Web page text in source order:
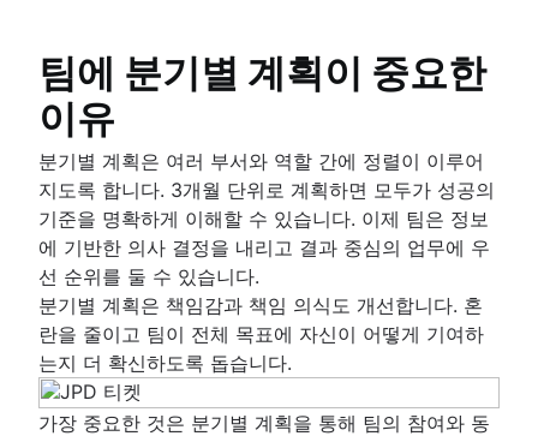
팀에 분기별 계획이 중요한
이유
분기별 계획은 여러 부서와 역할 간에 정렬이 이루어
지도록 합니다. 3개월 단위로 계획하면 모두가 성공의
기준을 명확하게 이해할 수 있습니다. 이제 팀은 정보
에 기반한 의사 결정을 내리고 결과 중심의 업무에 우
선 순위를 둘 수 있습니다.
분기별 계획은 책임감과 책임 의식도 개선합니다. 혼
란을 줄이고 팀이 전체 목표에 자신이 어떻게 기여하
는지 더 확신하도록 돕습니다.
가장 중요한 것은 분기별 계획을 통해 팀의 참여와 동